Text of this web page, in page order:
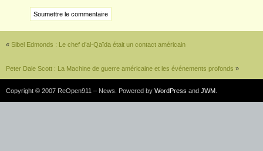
« Sibel Edmonds : Le chef d’al-Qaïda était un contact américain
Peter Dale Scott : La Machine de guerre américaine et les événements profonds »
Copyright © 2007 ReOpen911 – News. Powered by WordPress and JWM